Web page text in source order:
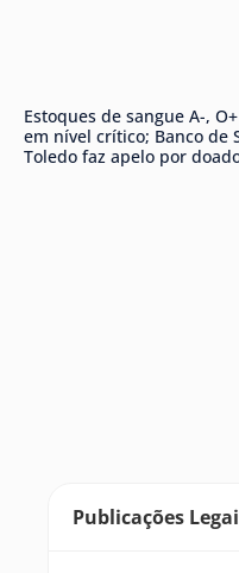
Estoques de sangue A-,
em nível crítico; Banco de
Toledo faz apelo por
Publicações